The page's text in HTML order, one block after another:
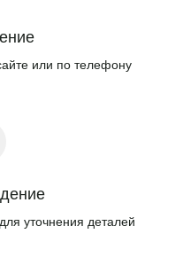
или по телефону
уточнения деталей